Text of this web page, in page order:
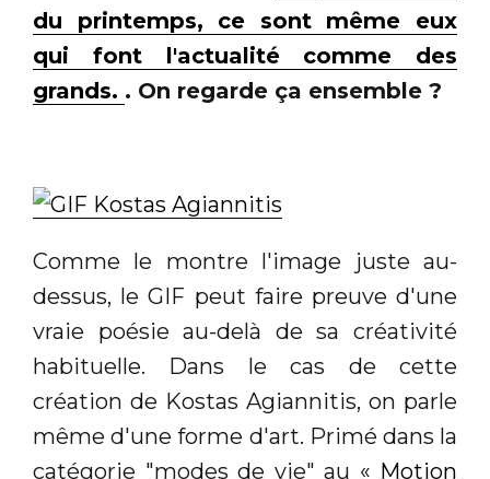
du printemps, ce sont même eux
qui font l'actualité comme des
grands. . On regarde ça ensemble ?
Comme le montre l'image juste au-
dessus, le GIF peut faire preuve d'une
vraie poésie au-delà de sa créativité
habituelle. Dans le cas de cette
création de Kostas Agiannitis, on parle
même d'une forme d'art. Primé dans la
catégorie "modes de vie" au « Motion